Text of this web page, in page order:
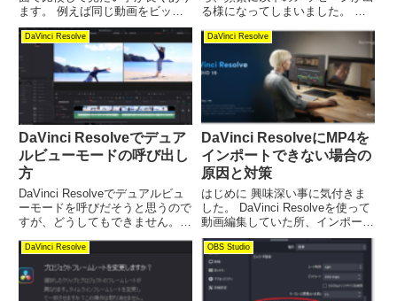
ます。 例えば同じ動画をビット
レートを変えて書き出した場合、
見え方に差が無いかどうか、じっ
くり見比べたいものです。 そん
なときにDavinchrisolveを使って
簡単に見比べる方...
る様になってしまいました。 余
ます。 先ずウィンドウ左上にあ
るDavibch Resolveのタグから環
境設定を選択します。 表示され
DaVinci Resolve
DaVinci Resolveでデュア
ルビューモードの呼び出し
方
DaVinci Resolveでデュアルビュ
ーモードを呼びだそうと思うので
すが、どうしてもできません。
ルビューモードのボタンがあった
のですが、どうしても見つかりま
せん。 あーでもない、こーでも
ないと画面を...
DaVinci Resolve
DaVinci ResolveにMP4を
インポートできない場合の
原因と対策
はじめに 興味深い事に気付きま
した。 DaVinci Resolveを使って
動画編集していた所、インポート
できないMP4の動画ファイルが
いくつか見つかりました。 それ
を一覧にしたのが以下になりま
す。 これらの動画は、いずれも
OBS Stud...
DaVinci Resolve OBS Studio